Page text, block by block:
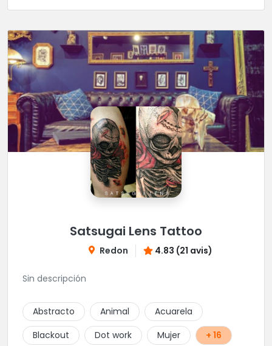
Satsugai Lens Tattoo
Redon 4.83 (21 avis)
Sin descripción
Abstracto Animal
Acuarela
Blackout
Dot work Mujer + 16